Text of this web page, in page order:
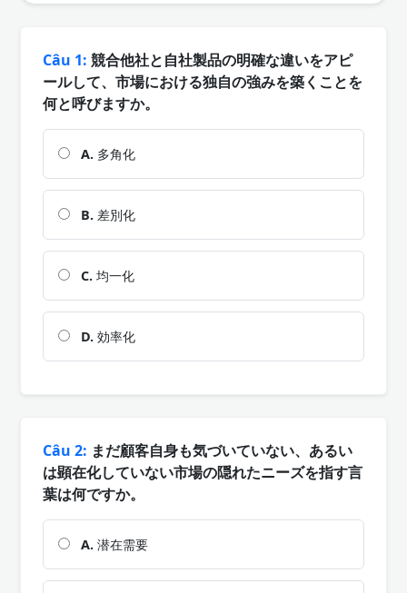
Câu 1: 競合他社と自社製品の明確な違いをアピ
ールして、市場における独自の強みを築くことを
何と呼びますか。
A. 多角化
B. 差別化
C. 均一化
D. 効率化
Câu 2: まだ顧客自身も気づいていない、あるい
は顕在化していない市場の隠れたニーズを指す言
葉は何ですか。
A. 潜在需要